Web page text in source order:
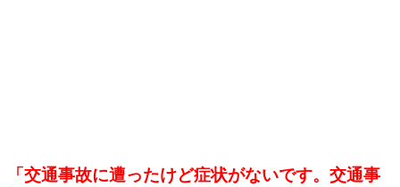
「交通事故に遭ったけど症状がないです。交通事